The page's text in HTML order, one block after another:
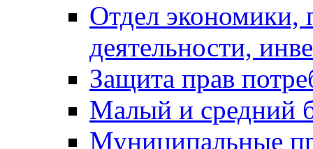
Отдел экономики,
деятельности,
Защита прав
Малый и средний
Муниципальные